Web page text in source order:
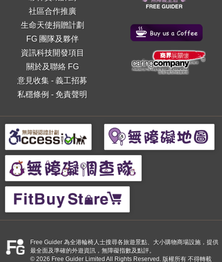
社區合作推廣
生命天使捐贈計劃
FG 團隊及夥伴
資訊科技開發項目
關於及聯絡 FG
意見收集 -義工招募
私穩條例 - 免責聲明
Free Guider 為全港輪椅人士搜尋各旅遊景點、大小購物商場設施，提供
最全面及準確的外遊資訊，無障礙指數及點評。
© 2026 Free Guider Limited All Rights Reserved. 版權所有 不得轉載